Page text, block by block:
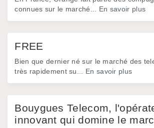
connues sur le marché... En savoir plus
FREE
Bien que dernier né sur le marché des
très rapidement su... En savoir plus
Bouygues Telecom,
innovant qui domine le